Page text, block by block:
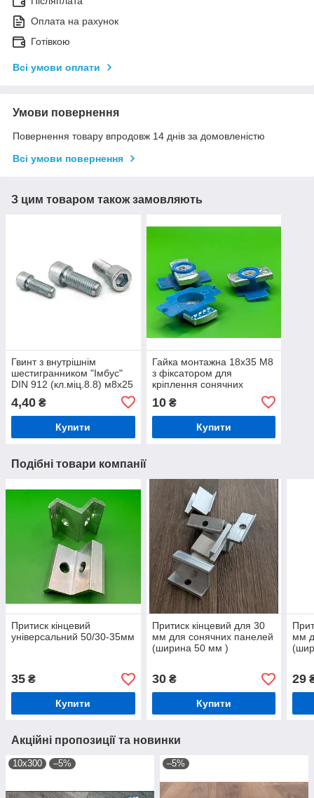
Оплата на рахунок
Готівкою
Всі умови оплати
Умови повернення
Повернення товару впродовж 14 днів за домовленістю
Всі умови повернення
З цим товаром також замовляють
Гвинт з внутрішнім
шестигранником "Імбус"
DIN 912 (кл.міц.8.8) м8х25
4,40 ₴
Купити
Гайка монтажна 18х35 М8
з фіксатором для
кріплення сонячних
10₴
Купити
Подібні товари компанії
Притиск кінцевий
універсальний 50/30-35мм
35 ₴
Купити
Притиск кінцевий для 30
мм для сонячних панелей
(ширина 50 мм )
30₴
Купити
мм
29
Акційні пропозиції та новинки
10х300 –5% –5%